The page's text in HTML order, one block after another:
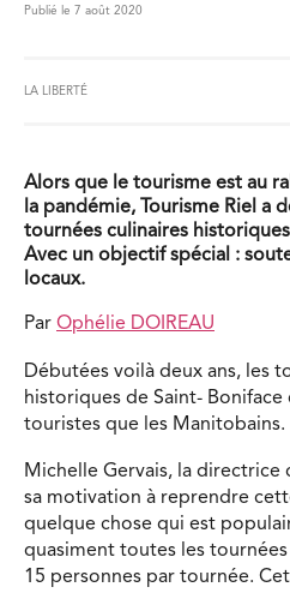
Publié le 7 août 2020
LA LIBERTÉ
Alors que le tourisme est au
la pandémie, Tourisme Riel a
tournées culinaires
Avec un objectif spécial :
locaux.
Par Ophélie DOIREAU
Débutées voilà deux ans, les
historiques de Saint-
touristes que les Manitobains.
Michelle Gervais, la directrice
sa motivation à reprendre
quelque chose qui est
quasiment toutes les
15 personnes par tournée.